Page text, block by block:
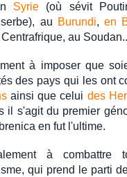
Syrie (où sévit
au Burundi,en
Centrafrique, au
à imposer que
des pays qui les ont
ainsi que celui des
il s'agit du premier
en fut l'ultime.
à combattre
qui prend le parti